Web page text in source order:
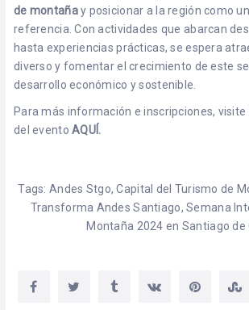
de montañay posicionar a la región como
referencia. Con actividades que abarcan
hasta experiencias prácticas, se espera
diverso y fomentar el crecimiento de este
desarrollo económico y sostenible.
Para más información e inscripciones, visite
del eventoAQUÍ .
Tags:Andes Stgo,Capital del Turismo de
Transforma Andes Santiago,Semana
Montaña 2024 en Santiago de